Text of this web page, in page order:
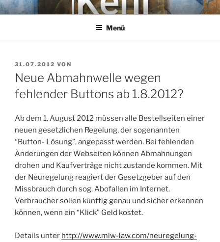
Zum
InhaltKEHL
Rechtsanwaltsgesellschaft mbH
Menü
VERÖFFENTLICHT
AM
31.07.2012 VON
Neue Abmahnwelle wegen
fehlender Buttons ab 1.8.2012?
Ab dem 1. August 2012 müssen alle Bestellseiten einer
neuen gesetzlichen Regelung, der sogenannten
“Button- Lösung”, angepasst werden. Bei fehlenden
Änderungen der Webseiten können Abmahnungen
drohen und Kaufverträge nicht zustande kommen. Mit
der Neuregelung reagiert der Gesetzgeber auf den
Missbrauch durch sog. Abofallen im Internet.
Verbraucher sollen künftig genau und sicher erkennen
können, wenn ein “Klick” Geld kostet.
Details unter http://www.mlw-law.com/neuregelung-